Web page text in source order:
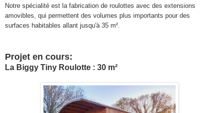
Notre spécialité est la fabrication de roulottes avec des extensions
amovibles, qui permettent des volumes plus importants pour des
surfaces habitables allant jusqu'à 35 m².
Projet en cours:
La Biggy Tiny Roulotte : 30 m²